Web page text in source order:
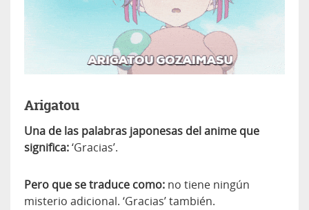
Arigatou
Una de las palabras japonesas del anime que
significa:‘Gracias’.
Pero que se traduce como: no tiene ningún
misterio adicional. ‘Gracias’ también.